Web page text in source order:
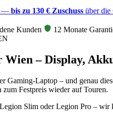
— bis zu 130 € Zuschuss über die
Kunden
12 Monate
Wien – Display,
Gaming-Laptop – und genau
Festpreis wieder auf Touren.
Slim oder Legion Pro – wir